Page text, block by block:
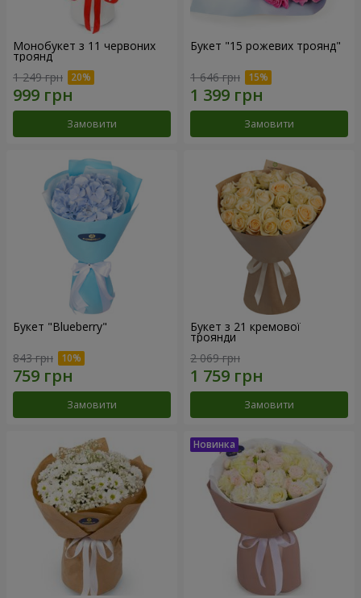
Монобукет з 11 червоних
троянд
1 249 грн
Замовити
Букет "15 рожевих троянд"
1 646 грн
Замовити
Букет "Blueberry"
843 грн
Замовити
Букет з 21 кремової
троянди
2 069 грн
Замовити